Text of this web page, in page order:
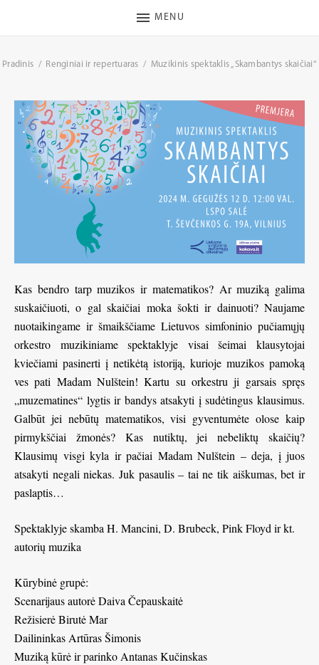
MENU
Pradinis Renginiai ir repertuaras Muzikinis spektaklis „Skambantys skaičiai“
Kas bendro tarp muzikos ir matematikos? Ar muziką galima
suskaičiuoti, o gal skaičiai moka šokti ir dainuoti? Naujame
nuotaikingame ir šmaikščiame Lietuvos simfoninio pučiamųjų
orkestro muzikiniame spektaklyje visai šeimai klausytojai
kviečiami pasinerti į netikėtą istoriją, kurioje muzikos pamoką
ves pati Madam Nulštein! Kartu su orkestru ji garsais spręs
„muzematines“ lygtis ir bandys atsakyti į sudėtingus klausimus.
Galbūt jei nebūtų matematikos, visi gyventumėte olose kaip
pirmykščiai žmonės? Kas nutiktų, jei nebeliktų skaičių?
Klausimų visgi kyla ir pačiai Madam Nulštein – deja, į juos
atsakyti negali niekas. Juk pasaulis – tai ne tik aiškumas, bet ir
paslaptis…
Spektaklyje skamba H. Mancini, D. Brubeck, Pink Floyd ir kt.
autorių muzika
Kūrybinė grupė:
Scenarijaus autorė Daiva Čepauskaitė
Režisierė Birutė Mar
Dailininkas Artūras Šimonis
Muziką kūrė ir parinko Antanas Kučinskas